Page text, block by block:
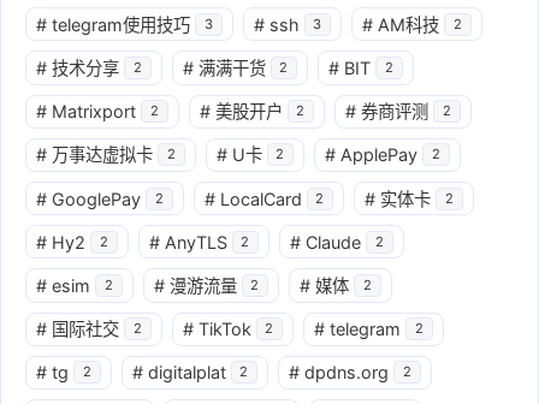
# telegram使用技巧 3 # ssh 3 # AM科技 2
# 技术分享 2 # 满满干货 2 # BIT 2
# Matrixport 2 # 美股开户 2 # 券商评测 2
# 万事达虚拟卡 2 # U卡 2 # ApplePay 2
# GooglePay 2 # LocalCard 2 # 实体卡 2
# Hy2 2 # AnyTLS 2 # Claude 2
# esim 2 # 漫游流量 2 # 媒体 2
# 国际社交 2 # TikTok 2 # telegram 2
# tg 2 # digitalplat 2 # dpdns.org 2